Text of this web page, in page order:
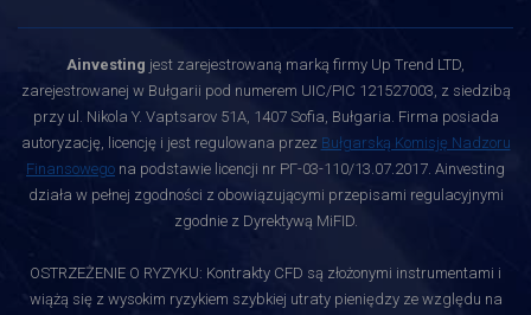
Ainvesting jest zarejestrowaną marką firmy Up Trend LTD,
zarejestrowanej w Bułgarii pod numerem UIC/PIC 121527003, z siedzibą
przy ul. Nikola Y. Vaptsarov 51A, 1407 Sofia, Bułgaria. Firma posiada
autoryzację, licencję i jest regulowana przez Bułgarską Komisję Nadzoru
Finansowego na podstawie licencji nr РГ-03-110/13.07.2017. Ainvesting
działa w pełnej zgodności z obowiązującymi przepisami regulacyjnymi
zgodnie z Dyrektywą MiFID.
OSTRZEŻENIE O RYZYKU: Kontrakty CFD są złożonymi instrumentami i
wiążą się z wysokim ryzykiem szybkiej utraty pieniędzy ze względu na